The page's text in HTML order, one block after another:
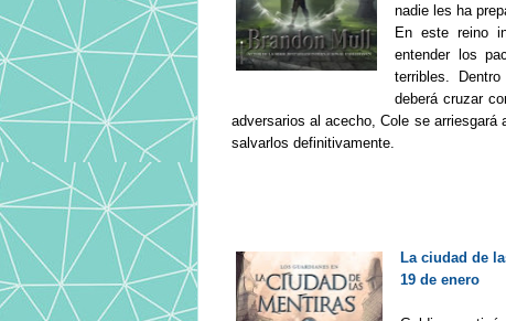
nadie les ha
En este reino
entender los
terribles.
deberá cruzar
adversarios al acecho, Cole se
salvarlos definitivamente.
La ciudad de
19 de enero